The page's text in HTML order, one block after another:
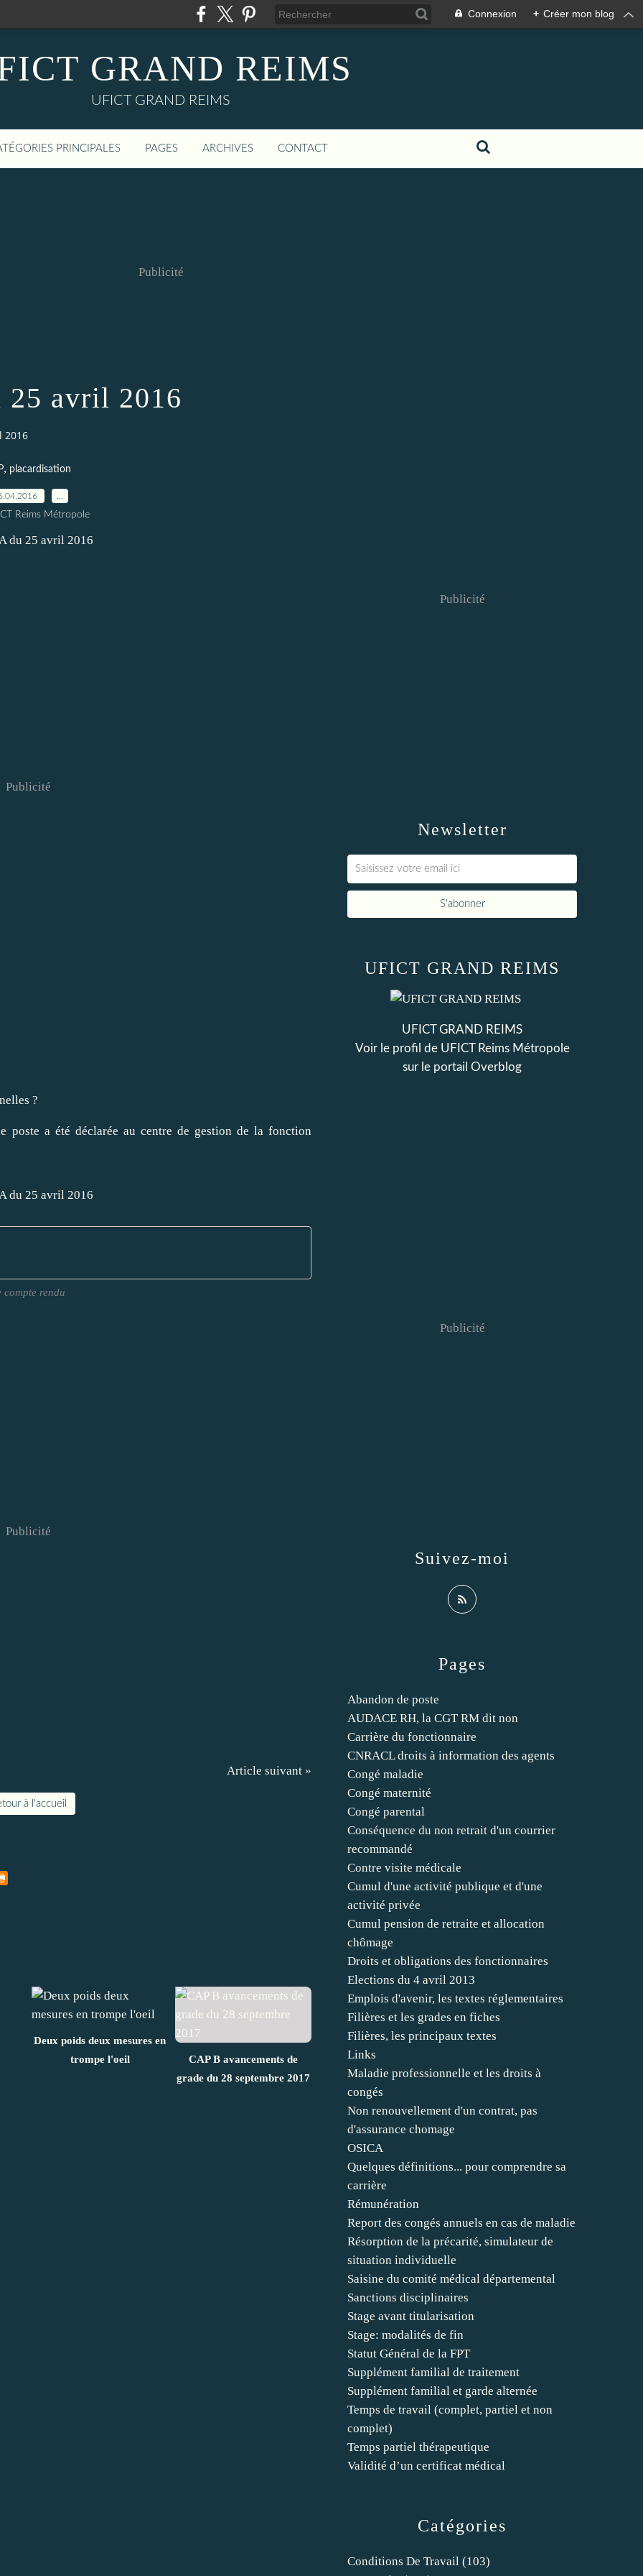
Connexion + Créer mon blog
GRAND REIMS
UFICT GRAND REIMS
PRINCIPALES PAGES ARCHIVES CONTACT
Publicité
25 avril 2016
2016
, placardisation
Reims Métropole
Publicité
?
poste a été déclarée au centre de gestion de la fonction
compte rendu
Publicité
Article suivant »
à l'accueil
Deux poids deux mesures en
trompe l'oeil
CAP B avancements de
grade du 28 septembre 2017
Newsletter
Publicité
Catégories
Conditions De Travail (103)
Pages
Abandon de poste
AUDACE RH, la CGT RM dit non
Carrière du fonctionnaire
CNRACL droits à information des agents
Congé maladie
Congé maternité
Congé parental
Conséquence du non retrait d'un courrier
recommandé
Contre visite médicale
Cumul d'une activité publique et d'une
activité privée
Cumul pension de retraite et allocation
chômage
Droits et obligations des fonctionnaires
Elections du 4 avril 2013
Emplois d'avenir, les textes réglementaires
Filières et les grades en fiches
Filières, les principaux textes
Links
Maladie professionnelle et les droits à
congés
Non renouvellement d'un contrat, pas
d'assurance chomage
OSICA
Quelques définitions... pour comprendre sa
carrière
Rémunération
Report des congés annuels en cas de maladie
Résorption de la précarité, simulateur de
situation individuelle
Saisine du comité médical départemental
Sanctions disciplinaires
Stage avant titularisation
Stage: modalités de fin
Statut Général de la FPT
Supplément familial de traitement
Supplément familial et garde alternée
Temps de travail (complet, partiel et non
complet)
Temps partiel thérapeutique
Validité d’un certificat médical
UFICT GRAND REIMS
UFICT GRAND REIMS
Voir le profil de UFICT Reims Métropole
sur le portail Overblog
Suivez-moi
Publicité